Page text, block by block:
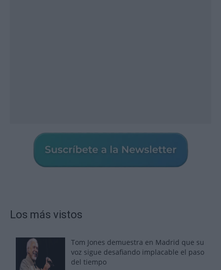
Los más vistos
Tom Jones demuestra en Madrid que su
voz sigue desafiando implacable el paso
del tiempo